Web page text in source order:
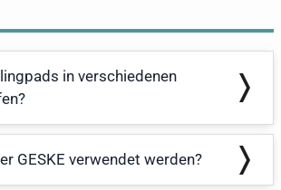
in verschiedenen
GESKE verwendet werden?